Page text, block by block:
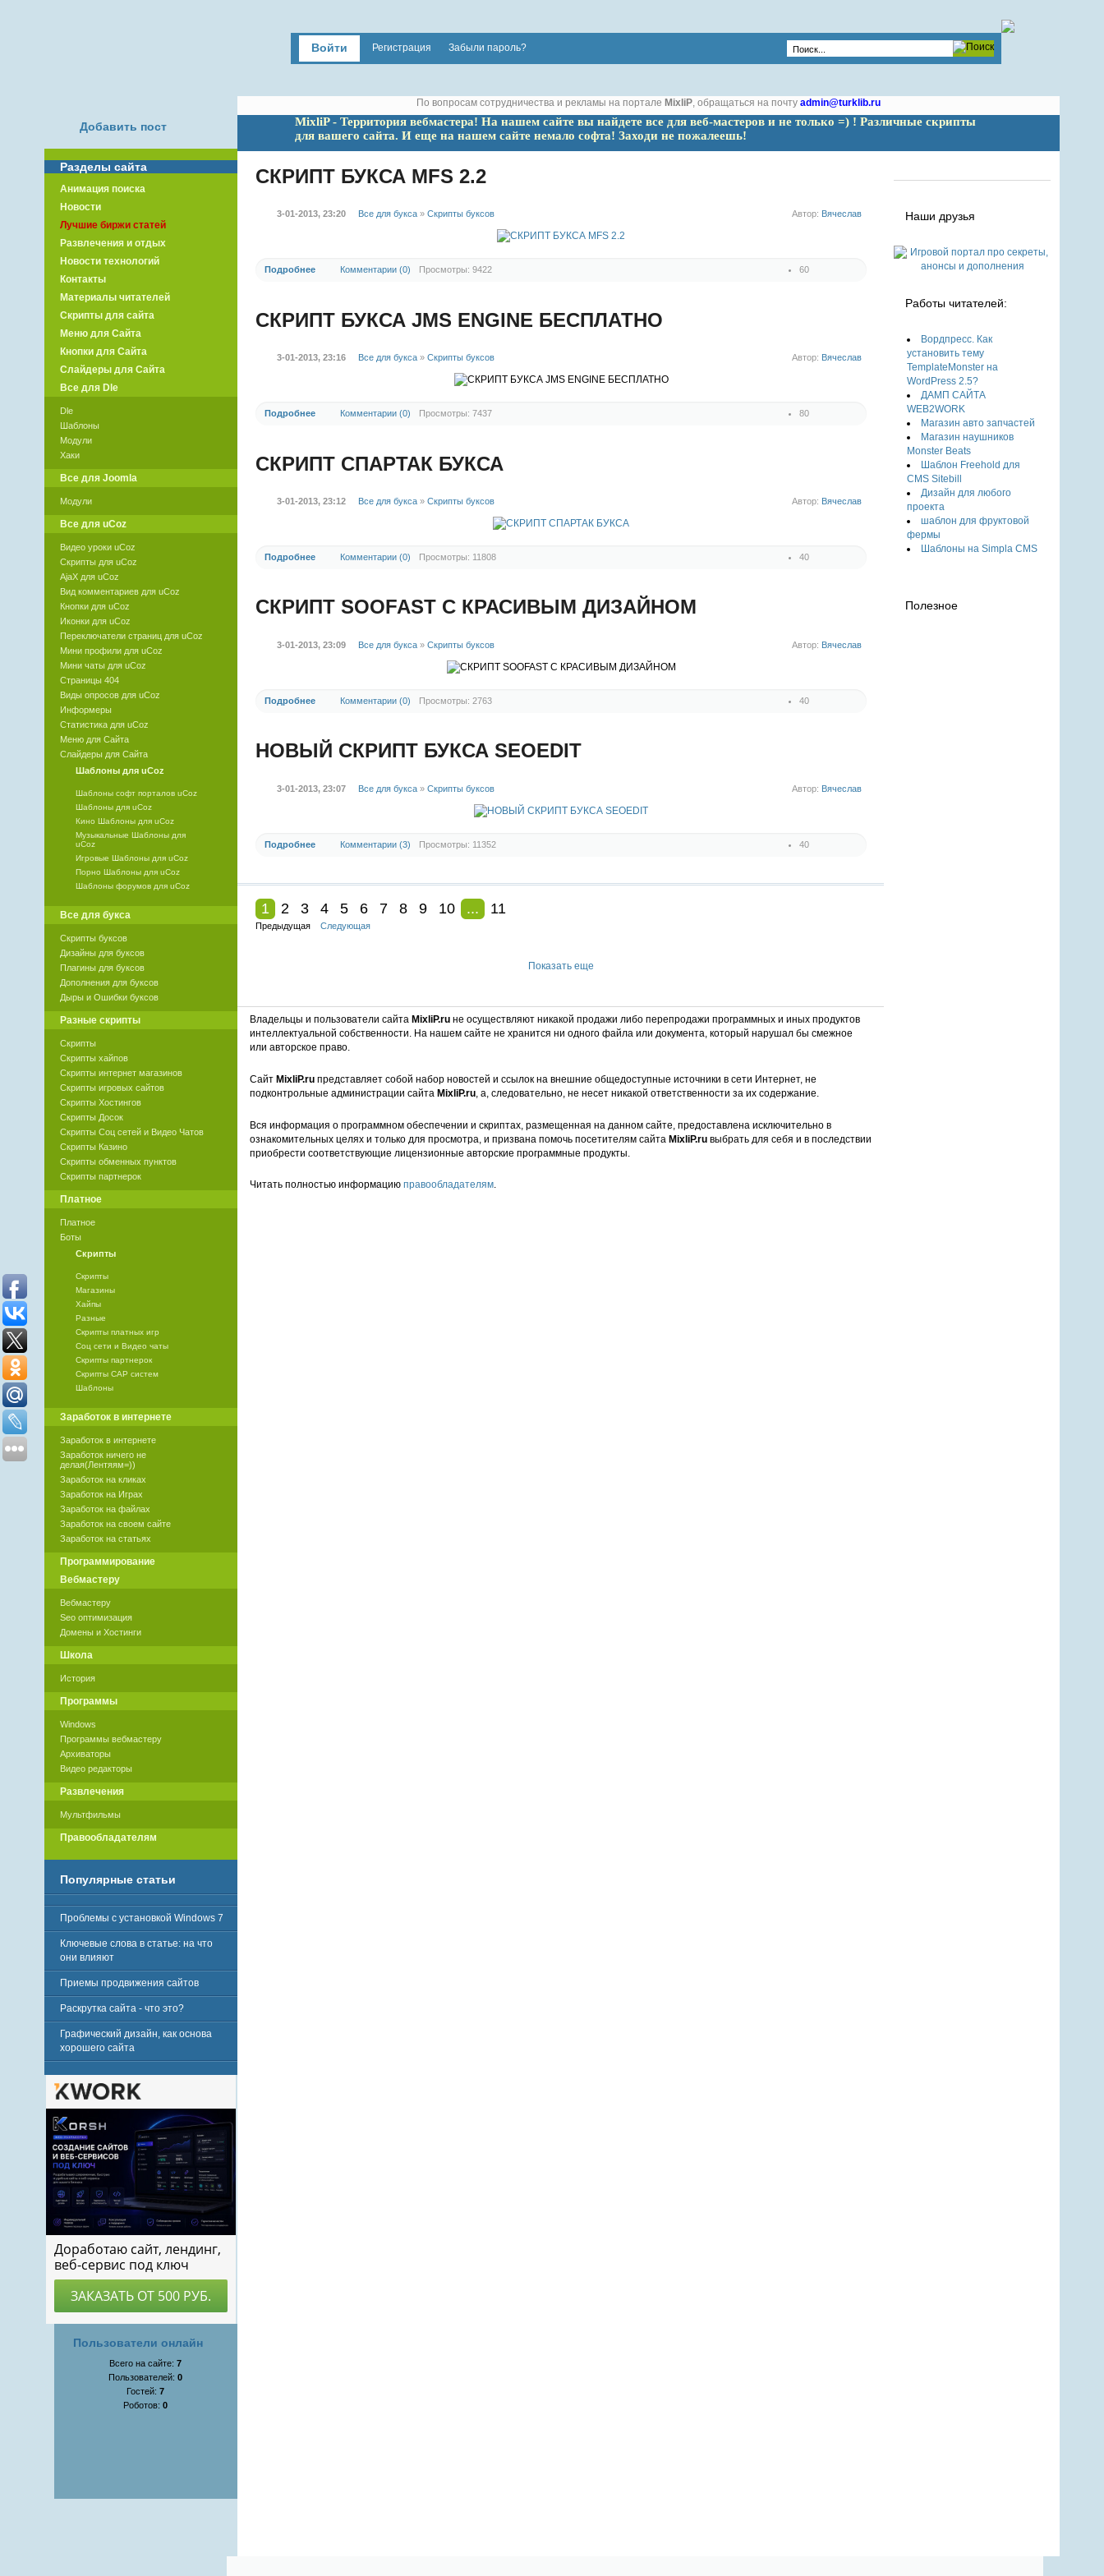
Войти Регистрация Забыли пароль?
По вопросам сотрудничества и рекламы на портале MixliP, обращаться на почту admin@turklib.ru
MixliP - Территория вебмастера! На нашем сайте вы найдете все для веб-мастеров и не только =) ! Различные скрипты
для вашего сайта. И еще на нашем сайте немало софта! Заходи не пожалеешь!
СКРИПТ БУКСА MFS 2.2
Автор: Вячеслав
3-01-2013, 23:20 Все для букса» Скрипты буксов
60
Подробнее Комментарии (0) Просмотры: 9422
СКРИПТ БУКСА JMS ENGINE БЕСПЛАТНО
Автор: Вячеслав
3-01-2013, 23:16 Все для букса» Скрипты буксов
80
Подробнее Комментарии (0) Просмотры: 7437
СКРИПТ СПАРТАК БУКСА
Автор: Вячеслав
3-01-2013, 23:12 Все для букса» Скрипты буксов
40
Подробнее Комментарии (0) Просмотры: 11808
СКРИПТ SOOFAST С КРАСИВЫМ ДИЗАЙНОМ
Автор: Вячеслав
3-01-2013, 23:09 Все для букса» Скрипты буксов
40
Подробнее Комментарии (0) Просмотры: 2763
НОВЫЙ СКРИПТ БУКСА SEOEDIT
Автор: Вячеслав
3-01-2013, 23:07 Все для букса» Скрипты буксов
40
3
Подробнее Комментарии (3) Просмотры: 11352
1 2 3 4 5 6 7 8 9 10 ... 11
Предыдущая Следующая
Показать еще
Владельцы и пользователи сайта MixliP.ruне осуществляют никакой продажи либо перепродажи программных и иных продуктов
интеллектуальной собственности. На нашем сайте не хранится ни одного файла или документа, который нарушал бы смежное
или авторское право.
Сайт MixliP.ruпредставляет собой набор новостей и ссылок на внешние общедоступные источники в сети Интернет, не
подконтрольные администрации сайта MixliP.ru, а, следовательно, не несет никакой ответственности за их содержание.
Вся информация о программном обеспечении и скриптах, размещенная на данном сайте, предоставлена исключительно в
ознакомительных целях и только для просмотра, и призвана помочь посетителям сайта MixliP.ruвыбрать для себя и в последствии
приобрести соответствующие лицензионные авторские программные продукты.
Читать полностью информацию правообладателям.
Наши друзья
Работы читателей:
Вордпресс. Как
установить тему
TemplateMonster на
WordPress 2.5?
ДАМП САЙТА
WEB2WORK
Магазин авто запчастей
Магазин наушников
Monster Beats
Шаблон Freehold для
CMS Sitebill
Дизайн для любого
проекта
шаблон для фруктовой
фермы
Шаблоны на Simpla CMS
Полезное
Добавить пост
Разделы сайта
Анимация поиска
Новости
Лучшие биржи статей
Развлечения и отдых
Новости технологий
Контакты
Материалы читателей
Скрипты для сайта
Меню для Сайта
Кнопки для Сайта
Слайдеры для Сайта
Все для Dle
Dle
Шаблоны
Модули
Хаки
Все для Joomla
Модули
Все для uCoz
Видео уроки uCoz
Скрипты для uCoz
AjaX для uCoz
Вид комментариев для uCoz
Кнопки для uCoz
Иконки для uCoz
Переключатели страниц для uCoz
Мини профили для uCoz
Мини чаты для uCoz
Страницы 404
Виды опросов для uCoz
Информеры
Статистика для uCoz
Меню для Сайта
Слайдеры для Сайта
Шаблоны для uCoz
Шаблоны софт порталов uCoz
Шаблоны для uCoz
Кино Шаблоны для uCoz
Музыкальные Шаблоны для
uCoz
Игровые Шаблоны для uCoz
Порно Шаблоны для uCoz
Шаблоны форумов для uCoz
Все для букса
Скрипты буксов
Дизайны для буксов
Плагины для буксов
Дополнения для буксов
Дыры и Ошибки буксов
Разные скрипты
Скрипты
Скрипты хайпов
Скрипты интернет магазинов
Скрипты игровых сайтов
Скрипты Хостингов
Скрипты Досок
Скрипты Соц сетей и Видео Чатов
Скрипты Казино
Скрипты обменных пунктов
Скрипты партнерок
Платное
Платное
Боты
Скрипты
Скрипты
Магазины
Хайпы
Разные
Скрипты платных игр
Соц сети и Видео чаты
Скрипты партнерок
Скрипты САР систем
Шаблоны
Заработок в интернете
Заработок в интернете
Заработок ничего не
делая(Лентяям=))
Заработок на кликах
Заработок на Играх
Заработок на файлах
Заработок на своем сайте
Заработок на статьях
Программирование
Вебмастеру
Вебмастеру
Seo оптимизация
Домены и Хостинги
Школа
История
Программы
Windows
Программы вебмастеру
Архиваторы
Видео редакторы
Развлечения
Мультфильмы
Правообладателям
Популярные статьи
Проблемы с установкой Windows 7
Ключевые слова в статье: на что
они влияют
Приемы продвижения сайтов
Раскрутка сайта - что это?
Графический дизайн, как основа
хорошего сайта
Пользователи онлайн
Всего на сайте:7
Пользователей:0
Гостей:7
Роботов:0